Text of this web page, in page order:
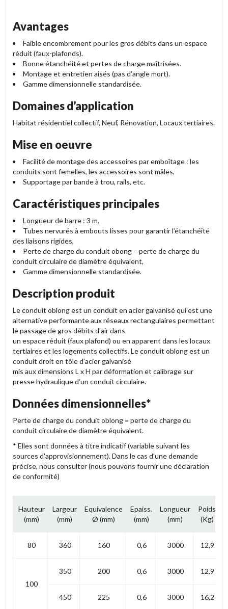
Avantages
Faible encombrement pour les gros débits dans un espace
réduit (faux-plafonds).
Bonne étanchéité et pertes de charge maîtrisées.
Montage et entretien aisés (pas d’angle mort).
Gamme dimensionnelle standardisée.
Domaines d’application
Habitat résidentiel collectif, Neuf, Rénovation, Locaux tertiaires.
Mise en oeuvre
Facilité de montage des accessoires par emboîtage : les
conduits sont femelles, les accessoires sont mâles,
Supportage par bande à trou, rails, etc.
Caractéristiques principales
Longueur de barre : 3 m,
Tubes nervurés à embouts lisses pour garantir l’étanchéité
des liaisons rigides,
Perte de charge du conduit obong = perte de charge du
conduit circulaire de diamètre équivalent,
Gamme dimensionnelle standardisée.
Description produit
Le conduit oblong est un conduit en acier galvanisé qui est une
alternative performante aux réseaux rectangulaires permettant
le passage de gros débits d’air dans
un espace réduit (faux plafond) ou en apparent dans les locaux
tertiaires et les logements collectifs. Le conduit oblong est un
conduit droit en tôle d’acier galvanisé
mis aux dimensions L x H par déformation et calibrage sur
presse hydraulique d’un conduit circulaire.
Données dimensionnelles*
Perte de charge du conduit oblong = perte de charge du
conduit circulaire de diamètre équivalent.
* Elles sont données à titre indicatif (variable suivant les
sources d'approvisionnement). Dans le cas d'une demande
précise, nous consulter (nous pouvons fournir une déclaration
de conformité)
Hauteur
(mm)
Largeur
(mm)
Equivalence
Ø (mm)
Epaiss.
(mm)
Longueur
(mm)
Poids
(Kg)
80 360 160 0,6 3000 12,9
100
350 200 0,6 3000 12,9
450 225 0,6 3000 16,2